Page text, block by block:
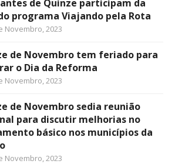
de Quinze participam da
programa Viajando pela Rota
Novembro, 2023
de Novembro tem feriado para
o Dia da Reforma
Novembro, 2023
de Novembro sedia reunião
para discutir melhorias no
básico nos municípios da
Novembro, 2023